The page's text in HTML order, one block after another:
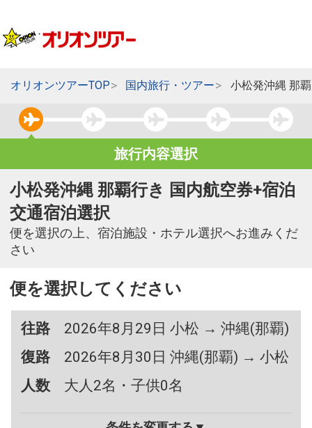
オリオンツアーTOP 国内旅行・ツアー 小松発沖縄 那
旅行内容選択
小松発沖縄 那覇行き 国内航空券+宿泊
交通宿泊選択
便を選択の上、宿泊施設・ホテル選択へお進みくだ
さい
便を選択してください
往路
2026年8月29日 小松 → 沖縄(那覇)
復路
2026年8月30日 沖縄(那覇) → 小松
人数
大人2名・子供0名